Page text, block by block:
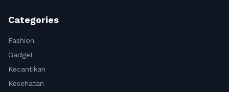
Categories
Fashion
Gadget
Kecantikan
Kesehatan